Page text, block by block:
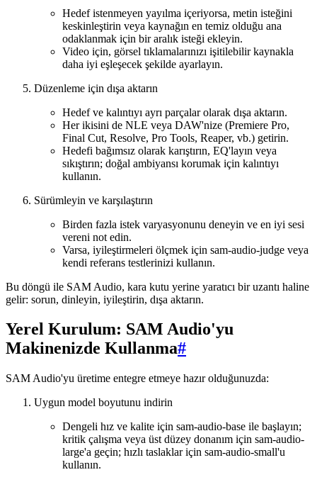
Hedef istenmeyen yayılma içeriyorsa, metin isteğini
keskinleştirin veya kaynağın en temiz olduğu ana
odaklanmak için bir aralık isteği ekleyin.
Video için, görsel tıklamalarınızı işitilebilir kaynakla
daha iyi eşleşecek şekilde ayarlayın.
Düzenleme için dışa aktarın
Hedef ve kalıntıyı ayrı parçalar olarak dışa aktarın.
Her ikisini de NLE veya DAW'nize (Premiere Pro,
Final Cut, Resolve, Pro Tools, Reaper, vb.) getirin.
Hedefi bağımsız olarak karıştırın, EQ'layın veya
sıkıştırın; doğal ambiyansı korumak için kalıntıyı
kullanın.
Sürümleyin ve karşılaştırın
Birden fazla istek varyasyonunu deneyin ve en iyi sesi
vereni not edin.
Varsa, iyileştirmeleri ölçmek için sam-audio-judge veya
kendi referans testlerinizi kullanın.
Bu döngü ile SAM Audio, kara kutu yerine yaratıcı bir uzantı haline
gelir: sorun, dinleyin, iyileştirin, dışa aktarın.
Yerel Kurulum: SAM Audio'yu
Makinenizde Kullanma#
SAM Audio'yu üretime entegre etmeye hazır olduğunuzda:
Uygun model boyutunu indirin
Dengeli hız ve kalite için sam-audio-base ile başlayın;
kritik çalışma veya üst düzey donanım için sam-audio-
large'a geçin; hızlı taslaklar için sam-audio-small'u
kullanın.